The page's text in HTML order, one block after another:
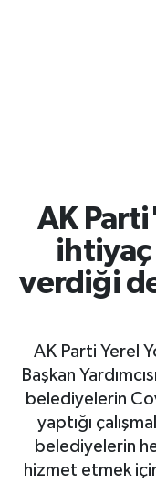
AK
ihtiyaç
verdiği
AK Parti Yerel
Başkan
belediyelerin
yaptığı
belediyelerin
hizmet etmek